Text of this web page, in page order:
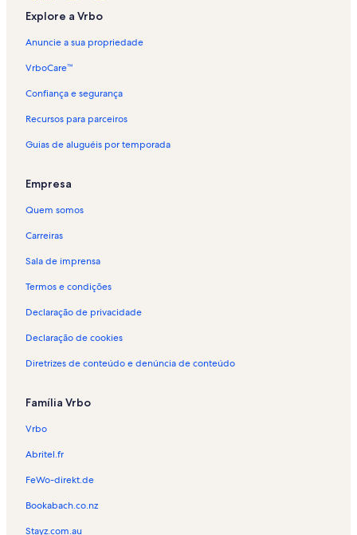
r
e
s
a
á
i
a
:
A
u
u
i
s
o
t
p
o
r
a
a
C
b
e
e
t
p
g
n
a
:
l
g
é
i
p
r
m
p
o
r
d
-
Explore a Vrbo
Anuncie a sua propriedade
VrboCare™
Confiança e segurança
Recursos para parceiros
Guias de aluguéis por temporada
Empresa
Quem somos
Carreiras
Sala de imprensa
Termos e condições
Declaração de privacidade
Declaração de cookies
Diretrizes de conteúdo e denúncia de conteúdo
Família Vrbo
Vrbo
Abritel.fr
FeWo-direkt.de
Bookabach.co.nz
Stayz.com.au